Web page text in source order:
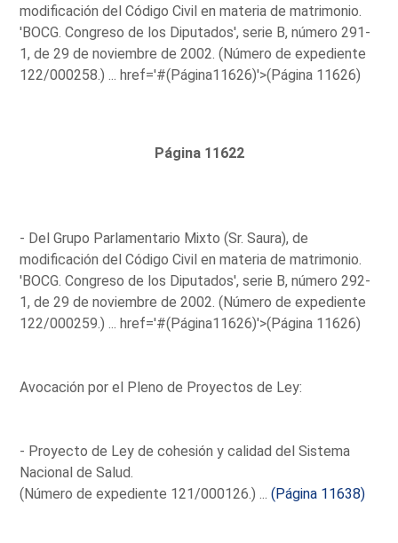
modificación del Código Civil en materia de matrimonio.
'BOCG. Congreso de los Diputados', serie B, número 291-
1, de 29 de noviembre de 2002. (Número de expediente
122/000258.) ...href='#(Página11626)'>(Página 11626)
Página 11622
- Del Grupo Parlamentario Mixto (Sr. Saura), de
modificación del Código Civil en materia de matrimonio.
'BOCG. Congreso de los Diputados', serie B, número 292-
1, de 29 de noviembre de 2002. (Número de expediente
122/000259.) ...href='#(Página11626)'>(Página 11626)
Avocación por el Pleno de Proyectos de Ley:
- Proyecto de Ley de cohesión y calidad del Sistema
Nacional de Salud.
(Número de expediente 121/000126.) ...(Página 11638)